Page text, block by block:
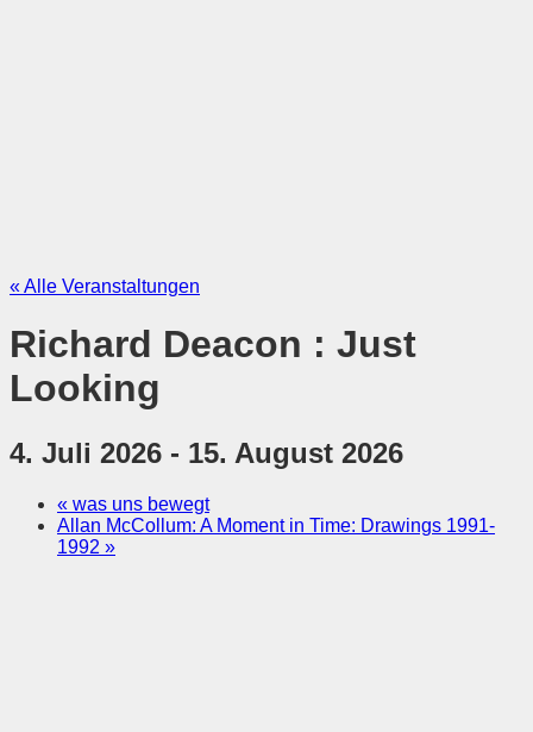
« Alle Veranstaltungen
Richard Deacon : Just
Looking
4. Juli 2026 - 15. August 2026
« was uns bewegt
Allan McCollum: A Moment in Time: Drawings 1991-
1992 »